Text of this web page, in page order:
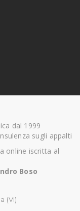
dal 1999
sugli appalti
online iscritta al
Boso
(VI)